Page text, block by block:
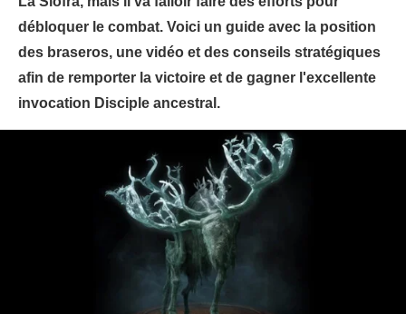
débloquer le combat. Voici un guide avec la position
des braseros, une vidéo et des conseils stratégiques
afin de remporter la victoire et de gagner l'excellente
invocation Disciple ancestral.